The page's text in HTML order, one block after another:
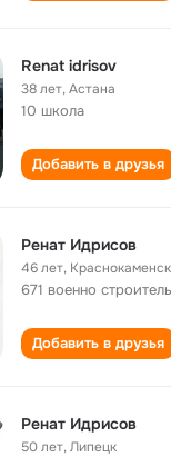
Renat idrisov
38 лет,Астана
10 школа
Добавить в друзья
Ренат Идрисов
46 лет, Краснокаменск
671 военно
Добавить в друзья
Ренат Идрисов
50 лет,Липецк